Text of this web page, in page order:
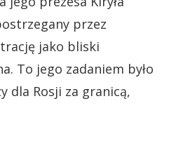
przez
jako bliski
To jego zadaniem było
dla Rosji za granicą,